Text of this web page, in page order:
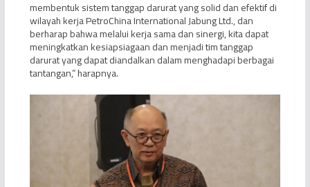
membentuk sistem tanggap darurat yang solid dan efektif di
wilayah kerja PetroChina International Jabung Ltd., dan
berharap bahwa melalui kerja sama dan sinergi, kita dapat
meningkatkan kesiapsiagaan dan menjadi tim tanggap
darurat yang dapat diandalkan dalam menghadapi berbagai
tantangan,” harapnya.